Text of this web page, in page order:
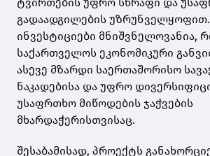
ტვირთების უფრო სწრაფი და
გადაადგილების
ინვესტიციები მნიშვნელოვანია,
საქართველოს ეკონომიკური
ასევე მზარდი საერთაშორისო
ნაკადებისა და უფრო
უსაფრთხო მიწოდების ჯაჭვების
მხარდაჭერისთვისაც.
შესაბამისად, პროექტს